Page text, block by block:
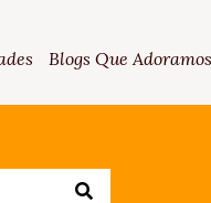
Blogs Que